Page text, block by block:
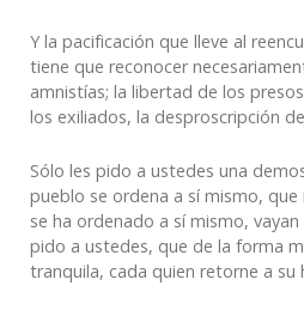
Y la pacificación que lleve al
tiene que reconocer
amnistías; la libertad de los
los exiliados, la desproscripción
Sólo les pido a ustedes una
pueblo se ordena a sí mismo,
se ha ordenado a sí mismo,
pido a ustedes, que de la forma
tranquila, cada quien retorne a su